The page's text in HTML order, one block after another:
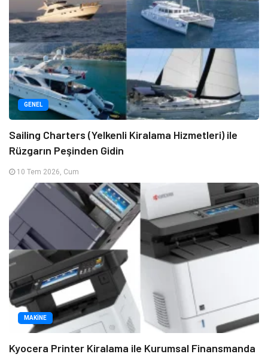
GENEL
Sailing Charters (Yelkenli Kiralama Hizmetleri) ile
Rüzgarın Peşinden Gidin
10 Tem 2026, Cum
MAKINE
Kyocera Printer Kiralama ile Kurumsal Finansmanda